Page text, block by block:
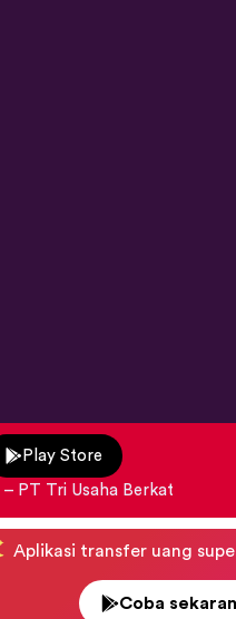
– PT Tri Usaha Berkat
Play Store
Aplikasi transfer uang
Coba